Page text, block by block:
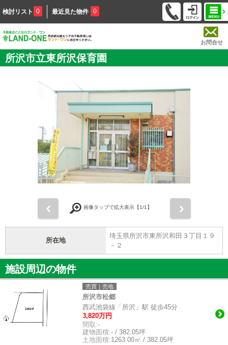
検討リスト 0 最近見た物件 0
お問合せ
所沢市立東所沢保育園
画像タップで拡大表示【1/1】
所在地
埼玉県所沢市東所沢和田３丁目１９
－２
施設周辺の物件
売買｜売地
所沢市松郷
西武池袋線「所沢」駅 徒歩45分
3,820万円
間取:-
建物面積:- / 382.05坪
土地面積:1263.00㎡ / 382.05坪